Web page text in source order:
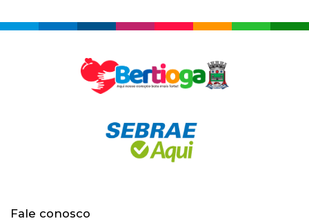
Fale conosco